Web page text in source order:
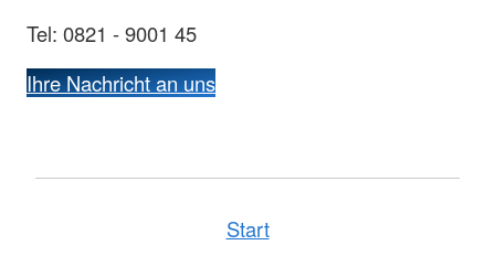
Tel: 0821 - 9001 45
Ihre Nachricht an uns
Start